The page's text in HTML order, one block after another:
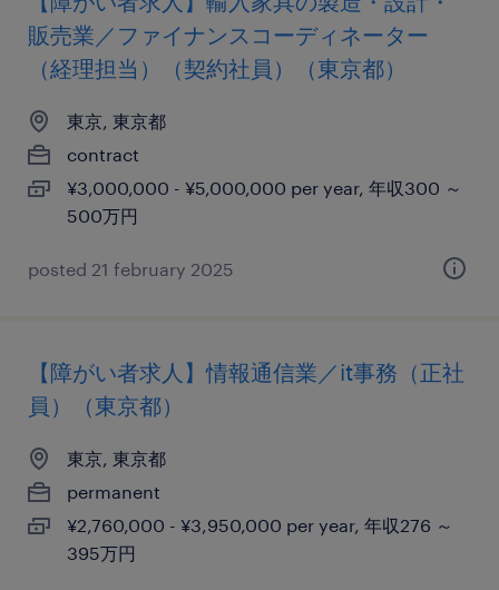
販売業／ファイナンスコーディネーター
（経理担当）（契約社員）（東京都）
東京, 東京都
contract
¥3,000,000 - ¥5,000,000 per year, 年収300 ～
500万円
posted 21 february 2025
【障がい者求人】情報通信業／it事務（正社
員）（東京都）
東京, 東京都
permanent
¥2,760,000 - ¥3,950,000 per year, 年収276 ～
395万円